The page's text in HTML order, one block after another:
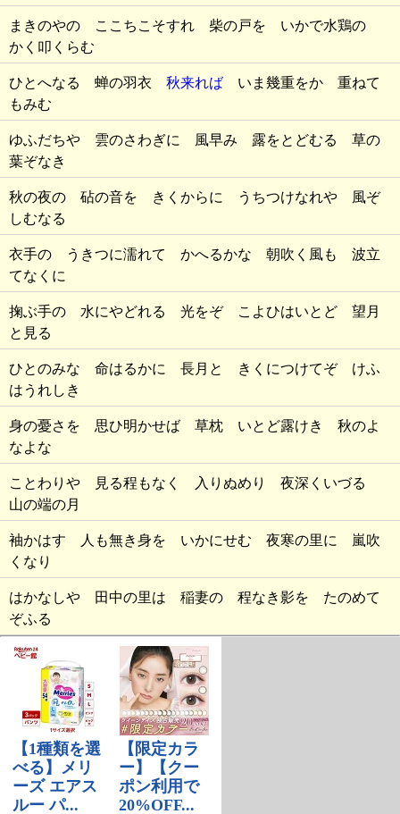
まきのやの ここちこそすれ 柴の戸を いかで水鶏の
かく叩くらむ
ひとへなる 蝉の羽衣 秋来れば いま幾重をか 重ねて
もみむ
ゆふだちや 雲のさわぎに 風早み 露をとどむる 草の
葉ぞなき
秋の夜の 砧の音を きくからに うちつけなれや 風ぞ
しむなる
衣手の うきつに濡れて かへるかな 朝吹く風も 波立
てなくに
掬ぶ手の 水にやどれる 光をぞ こよひはいとど 望月
と見る
ひとのみな 命はるかに 長月と きくにつけてぞ けふ
はうれしき
身の憂さを 思ひ明かせば 草枕 いとど露けき 秋のよ
なよな
ことわりや 見る程もなく 入りぬめり 夜深くいづる
山の端の月
袖かはす 人も無き身を いかにせむ 夜寒の里に 嵐吹
くなり
はかなしや 田中の里は 稲妻の 程なき影を たのめて
ぞふる